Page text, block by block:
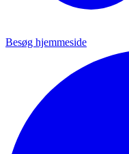
Besøg hjemmeside